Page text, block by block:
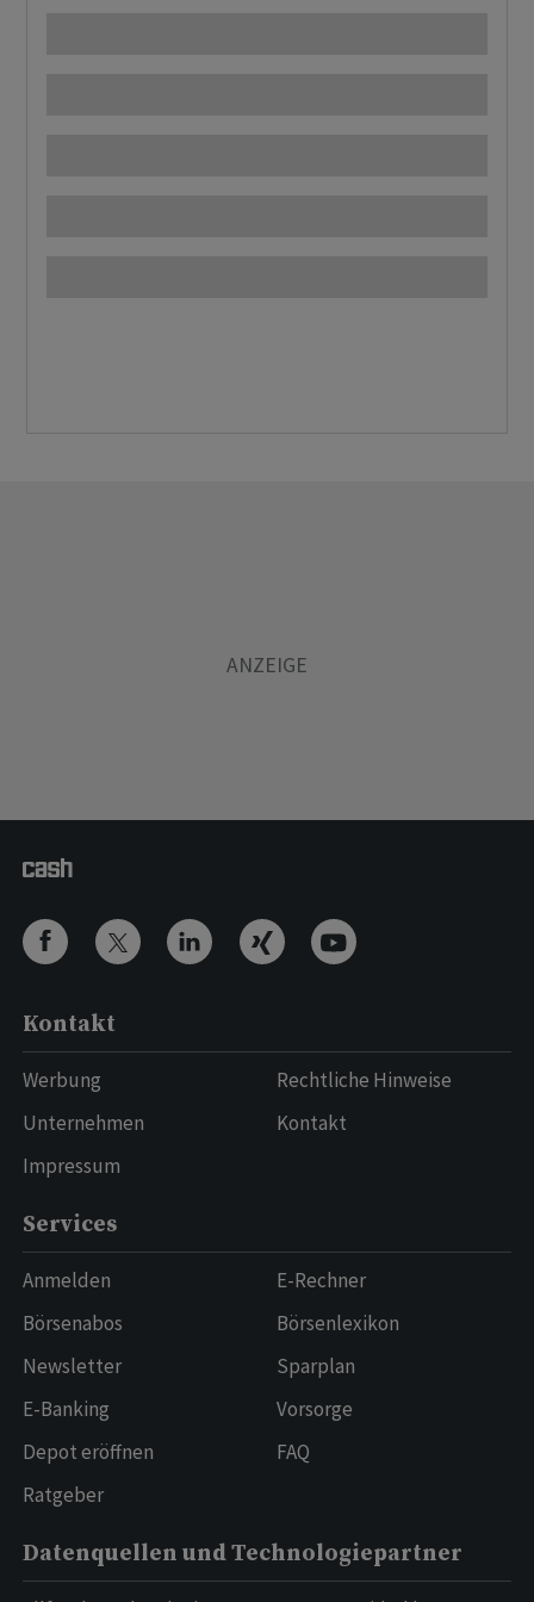
Kontakt
Werbung
Unternehmen
Impressum
Rechtliche Hinweise
Kontakt
Services
Anmelden
Börsenabos
Newsletter
E-Banking
Depot eröffnen
Ratgeber
E-Rechner
Börsenlexikon
Sparplan
Vorsorge
FAQ
Datenquellen und Technologiepartner